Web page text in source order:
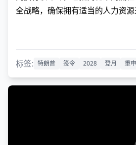
全战略，确保拥有适当的人力资源
标签: 特朗普 签令 2028 登月 重申